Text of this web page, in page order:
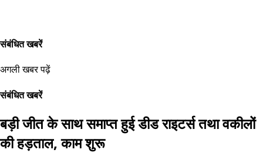
संबंधित खबरें
अगली खबर पढ़ें
संबंधित खबरें
बड़ी जीत के साथ समाप्त हुई डीड राइटर्स तथा वकीलों
की हड़ताल, काम शुरू